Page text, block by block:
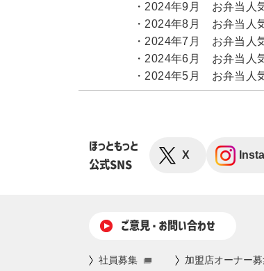
・ 2024年9月 お弁当人
・ 2024年8月 お弁当人
・ 2024年7月 お弁当人
・ 2024年6月 お弁当人
・ 2024年5月 お弁当人
ほっともっと
公式SNS
X
ご意⾒・お問い合わせ
社員募集 加盟店オーナー